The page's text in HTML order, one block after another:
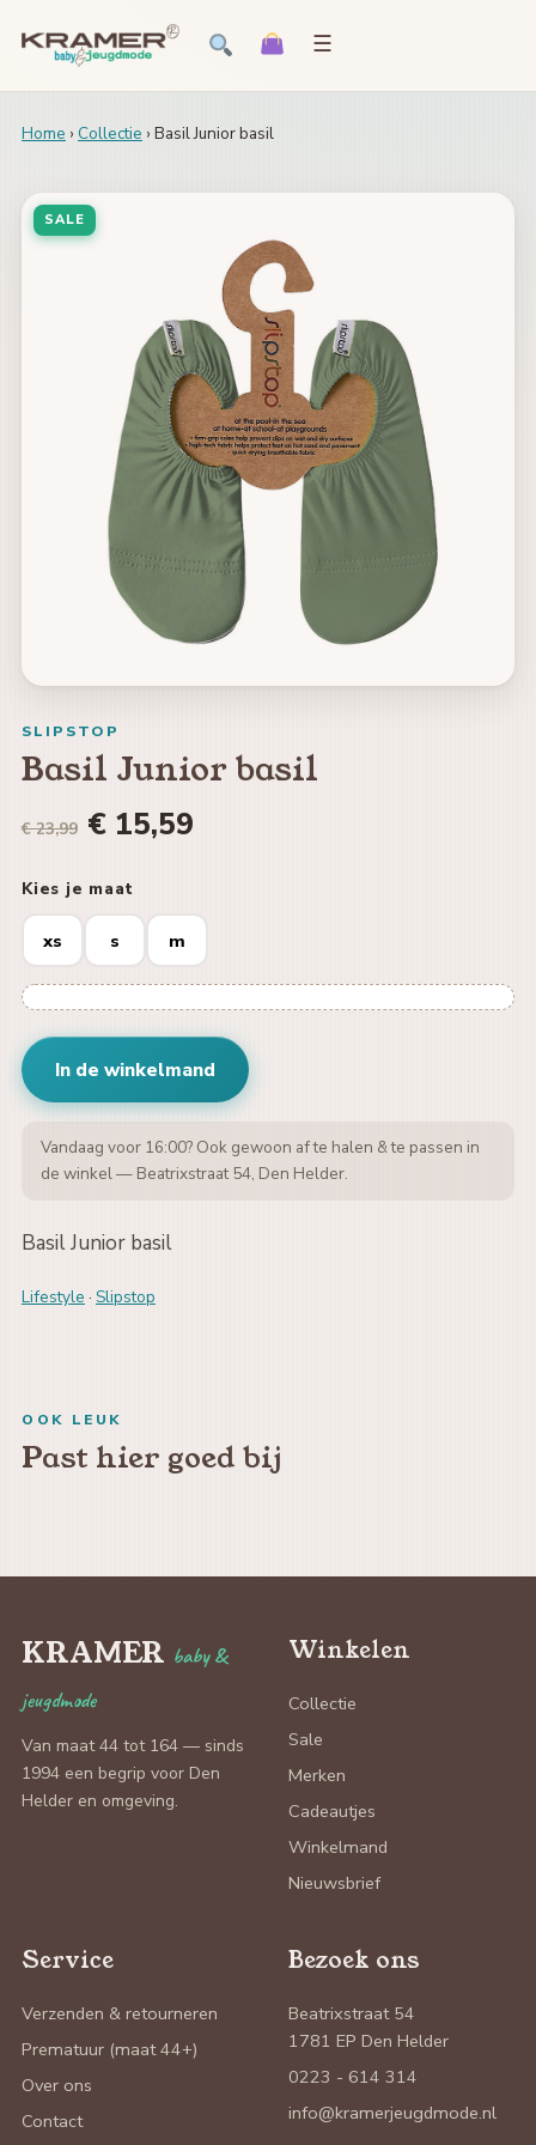
☰
Home › Collectie › Basil Junior basil
SALE
SLIPSTOP
Basil Junior basil
€ 23,99 € 15,59
Kies je maat
xs s m
In de winkelmand
Vandaag voor 16:00? Ook gewoon af te halen & te passen in
de winkel — Beatrixstraat 54, Den Helder.
Basil Junior basil
Lifestyle · Slipstop
OOK LEUK
Past hier goed bij
KRAMER baby &
jeugdmode
Van maat 44 tot 164 — sinds
1994 een begrip voor Den
Helder en omgeving.
Winkelen
Collectie
Sale
Merken
Cadeautjes
Winkelmand
Nieuwsbrief
Service
Verzenden & retourneren
Prematuur (maat 44+)
Over ons
Contact
Bezoek ons
Beatrixstraat 54
1781 EP Den Helder
0223 - 614 314
info@kramerjeugdmode.nl